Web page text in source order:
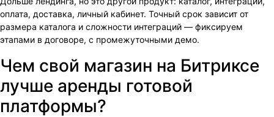
оплата, доставка, личный кабинет. Точный срок зависит от
размера каталога и сложности интеграций — фиксируем
этапами в договоре, с промежуточными демо.
Чем свой магазин на Битриксе
лучше аренды готовой
платформы?